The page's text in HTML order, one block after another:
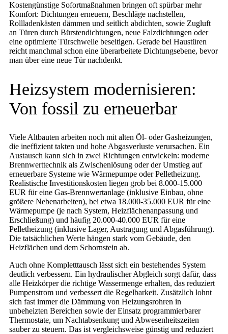
Kostengünstige Sofortmaßnahmen bringen oft spürbar mehr
Komfort: Dichtungen erneuern, Beschläge nachstellen,
Rollladenkästen dämmen und seitlich abdichten, sowie Zugluft
an Türen durch Bürstendichtungen, neue Falzdichtungen oder
eine optimierte Türschwelle beseitigen. Gerade bei Haustüren
reicht manchmal schon eine überarbeitete Dichtungsebene, bevor
man über eine neue Tür nachdenkt.
Heizsystem modernisieren:
Von fossil zu erneuerbar
Viele Altbauten arbeiten noch mit alten Öl- oder Gasheizungen,
die ineffizient takten und hohe Abgasverluste verursachen. Ein
Austausch kann sich in zwei Richtungen entwickeln: moderne
Brennwerttechnik als Zwischenlösung oder der Umstieg auf
erneuerbare Systeme wie Wärmepumpe oder Pelletheizung.
Realistische Investitionskosten liegen grob bei 8.000-15.000
EUR für eine Gas-Brennwertanlage (inklusive Einbau, ohne
größere Nebenarbeiten), bei etwa 18.000-35.000 EUR für eine
Wärmepumpe (je nach System, Heizflächenanpassung und
Erschließung) und häufig 20.000-40.000 EUR für eine
Pelletheizung (inklusive Lager, Austragung und Abgasführung).
Die tatsächlichen Werte hängen stark vom Gebäude, den
Heizflächen und dem Schornstein ab.
Auch ohne Kompletttausch lässt sich ein bestehendes System
deutlich verbessern. Ein hydraulischer Abgleich sorgt dafür, dass
alle Heizkörper die richtige Wassermenge erhalten, das reduziert
Pumpenstrom und verbessert die Regelbarkeit. Zusätzlich lohnt
sich fast immer die Dämmung von Heizungsrohren in
unbeheizten Bereichen sowie der Einsatz programmierbarer
Thermostate, um Nachtabsenkung und Abwesenheitszeiten
sauber zu steuern. Das ist vergleichsweise günstig und reduziert